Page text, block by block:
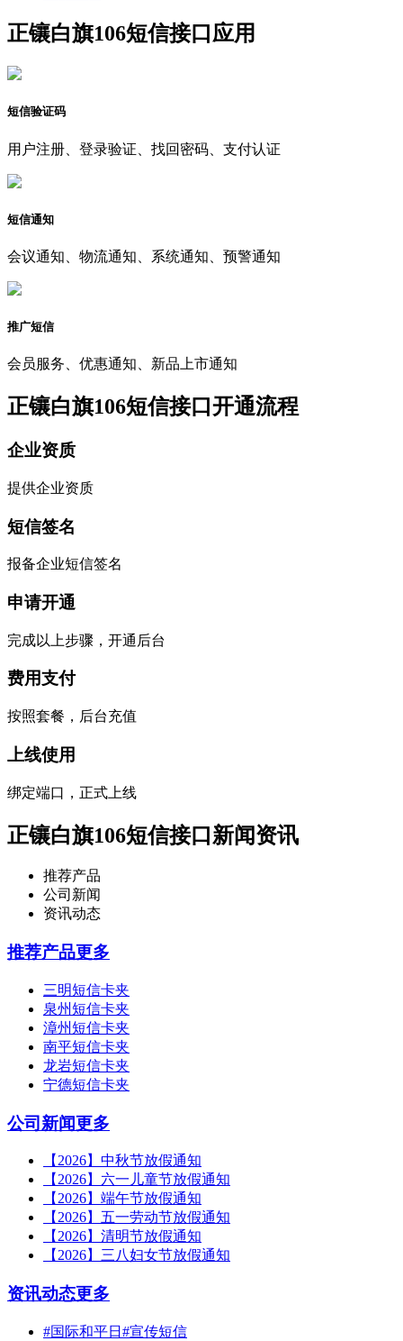
正镶白旗106短信接口应用
短信验证码
用户注册、登录验证、找回密码、支付认证
短信通知
会议通知、物流通知、系统通知、预警通知
推广短信
会员服务、优惠通知、新品上市通知
正镶白旗106短信接口开通流程
企业资质
提供企业资质
短信签名
报备企业短信签名
申请开通
完成以上步骤，开通后台
费用支付
按照套餐，后台充值
上线使用
绑定端口，正式上线
正镶白旗106短信接口新闻资讯
推荐产品
公司新闻
资讯动态
推荐产品更多
三明短信卡夹
泉州短信卡夹
漳州短信卡夹
南平短信卡夹
龙岩短信卡夹
宁德短信卡夹
公司新闻更多
【2026】中秋节放假通知
【2026】六一儿童节放假通知
【2026】端午节放假通知
【2026】五一劳动节放假通知
【2026】清明节放假通知
【2026】三八妇女节放假通知
资讯动态更多
#国际和平日#宣传短信